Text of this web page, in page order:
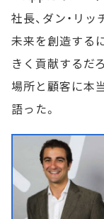
社長、ダン・リ
未来を創造する
きく貢献するだ
場所と顧客に本
語った。